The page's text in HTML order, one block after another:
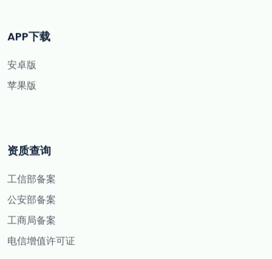
APP下载
安卓版
苹果版
资质查询
工信部备案
公安部备案
工商局备案
电信增值许可证